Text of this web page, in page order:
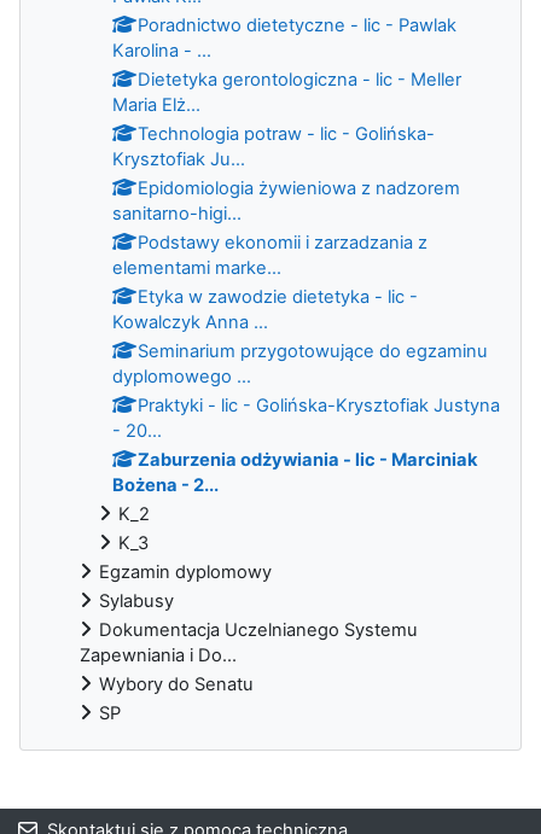
Poradnictwo dietetyczne - lic - Pawlak
Karolina - ...
Dietetyka gerontologiczna - lic - Meller
Maria Elż...
Technologia potraw - lic - Golińska-
Krysztofiak Ju...
Epidomiologia żywieniowa z nadzorem
sanitarno-higi...
Podstawy ekonomii i zarzadzania z
elementami marke...
Etyka w zawodzie dietetyka - lic -
Kowalczyk Anna ...
Seminarium przygotowujące do egzaminu
dyplomowego ...
Praktyki - lic - Golińska-Krysztofiak Justyna
- 20...
Zaburzenia odżywiania - lic - Marciniak
Bożena - 2...
K_2
K_3
Egzamin dyplomowy
Sylabusy
Dokumentacja Uczelnianego Systemu
Zapewniania i Do...
Wybory do Senatu
SP
Bloki